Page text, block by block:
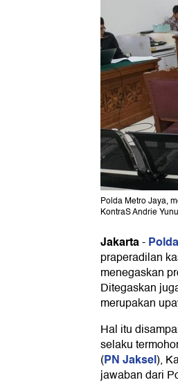
Polda Metro Jaya,
KontraS Andrie
Jakarta-
praperadilan
menegaskan
Ditegaskan
merupakan
Hal itu
selaku
(PN Jaksel),
jawaban dari